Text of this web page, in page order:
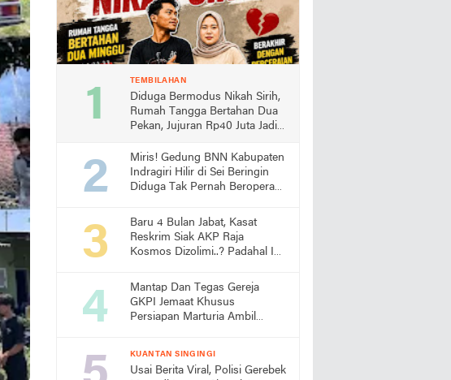
TEMBILAHAN
Diduga Bermodus Nikah Sirih,
Rumah Tangga Bertahan Dua
Pekan, Jujuran Rp40 Juta Jadi
Miris! Gedung BNN Kabupaten
Indragiri Hilir di Sei Beringin
Diduga Tak Pernah Beroperasi,
Pemanfaatan Aset Negara
Baru 4 Bulan Jabat, Kasat
Reskrim Siak AKP Raja
Kosmos Dizolimi..? Padahal Ini
Mantap Dan Tegas Gereja
GKPI Jemaat Khusus
Persiapan Marturia Ambil
KUANTAN SINGINGI
Usai Berita Viral, Polisi Gerebek